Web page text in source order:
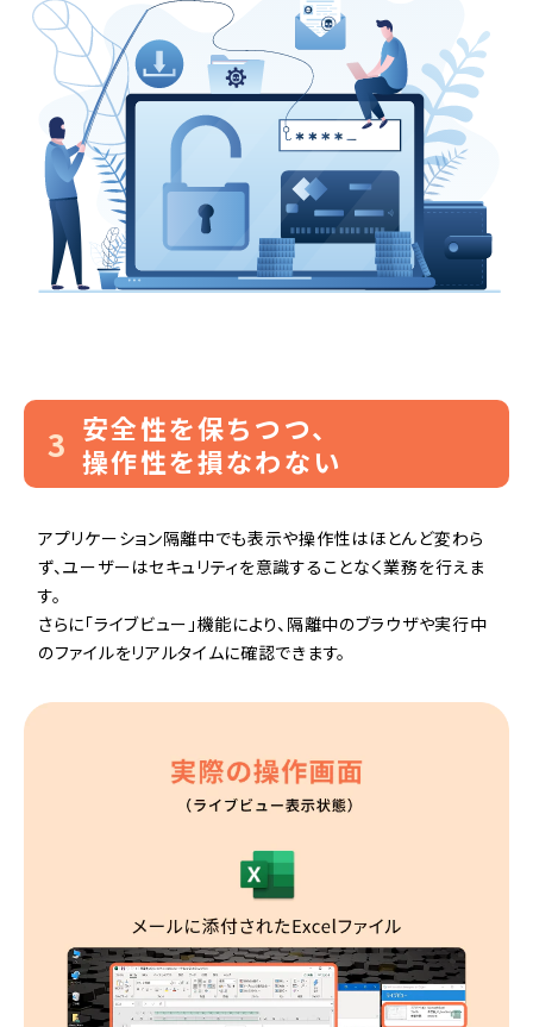
3 安全性を保ちつつ、
操作性を損なわない
アプリケーション隔離中でも表示や操作性はほとんど変わら
ず、ユーザーはセキュリティを意識することなく業務を行えま
す。
さらに「ライブビュー」機能により、隔離中のブラウザや実行中
のファイルをリアルタイムに確認できます。